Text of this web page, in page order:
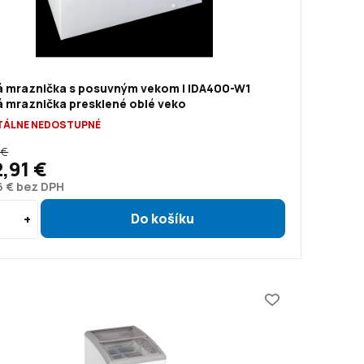
s posuvným vekom | IDA400-W1
mraznička presklené oblé veko
NEDOSTUPNÉ
€ bez DPH
€